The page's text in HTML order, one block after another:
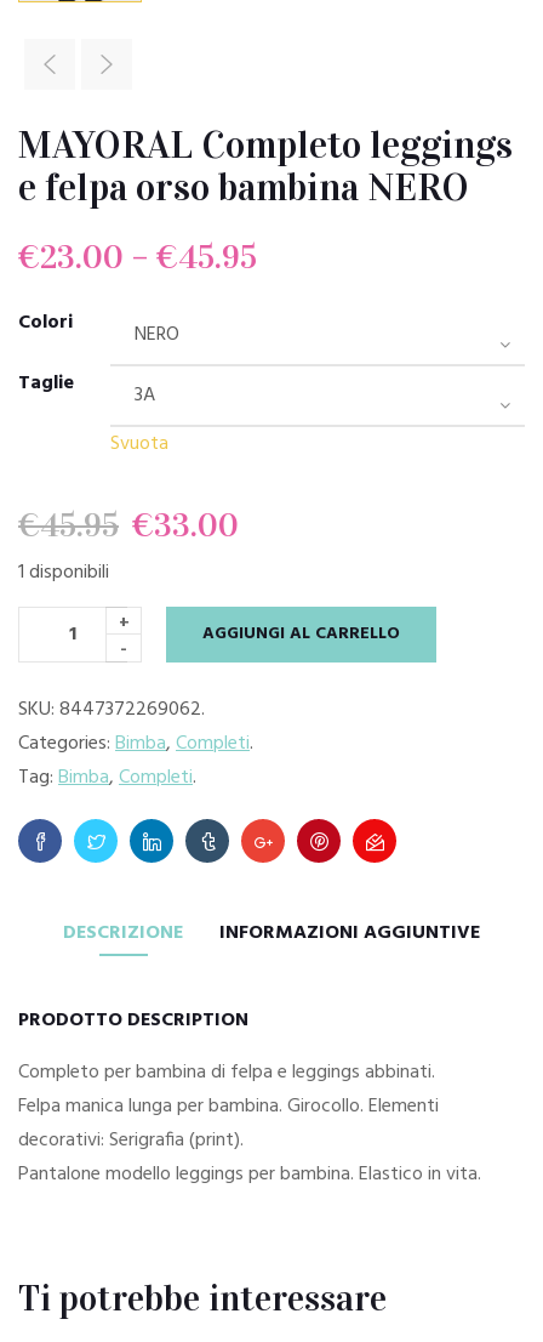
MAYORAL Completo leggings
e felpa orso bambina NERO
€23.00 – €45.95
Colori
Taglie
Svuota
€45.95 Il
originale
era:
€45.95.
€33.00
attuale
1 disponibili
+
-
AGGIUNGI AL CARRELLO
SKU:8447372269062.
Categories:Bimba,Completi.
Tag:Bimba,Completi.
DESCRIZIONE INFORMAZIONI AGGIUNTIVE
PRODOTTO DESCRIPTION
Completo per bambina di felpa e leggings abbinati.
Felpa manica lunga per bambina. Girocollo. Elementi
decorativi: Serigrafia (print).
Pantalone modello leggings per bambina. Elastico in vita.
Ti potrebbe interessare